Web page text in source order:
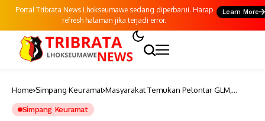
Portal Tribrata News Lhokseumawe sedang diperbarui. Harap
refresh halaman jika terjadi error.
Learn More
Home Simpang Keuramat Masyarakat Temukan Pelontar GLM,
Simpang Keuramat